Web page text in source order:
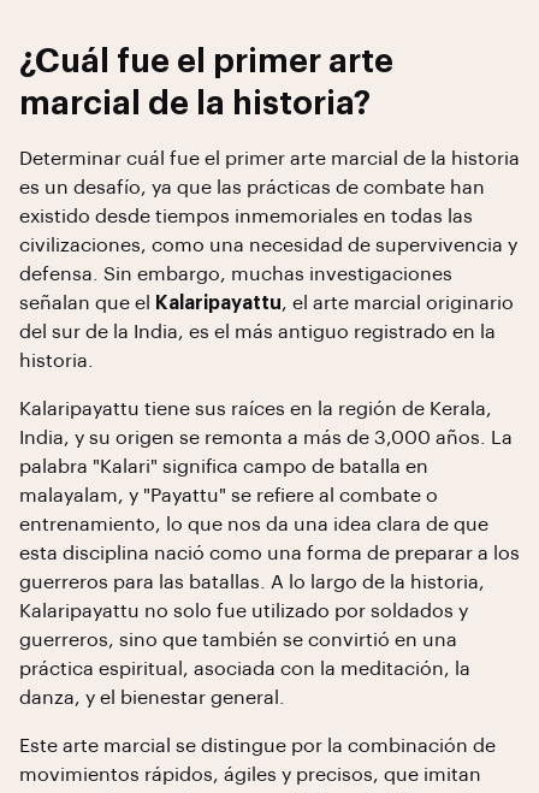
¿Cuál fue el primer arte
marcial de la historia?
Determinar cuál fue el primer arte marcial de la historia
es un desafío, ya que las prácticas de combate han
existido desde tiempos inmemoriales en todas las
civilizaciones, como una necesidad de supervivencia y
defensa. Sin embargo, muchas investigaciones
señalan que el
Kalaripayattu, el arte marcial originario
del sur de la India, es el más antiguo registrado en la
historia.
Kalaripayattu tiene sus raíces en la región de Kerala,
India, y su origen se remonta a más de 3,000 años. La
palabra "Kalari" significa campo de batalla en
malayalam, y "Payattu" se refiere al combate o
entrenamiento, lo que nos da una idea clara de que
esta disciplina nació como una forma de preparar a los
guerreros para las batallas. A lo largo de la historia,
Kalaripayattu no solo fue utilizado por soldados y
guerreros, sino que también se convirtió en una
práctica espiritual, asociada con la meditación, la
danza, y el bienestar general.
Este arte marcial se distingue por la combinación de
movimientos rápidos, ágiles y precisos, que imitan